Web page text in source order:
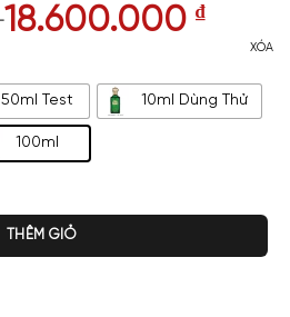
18.600.000 ₫
50ml Test 10ml Dùng Thử
100ml
XÓA
số lượng
THÊM GIỎ